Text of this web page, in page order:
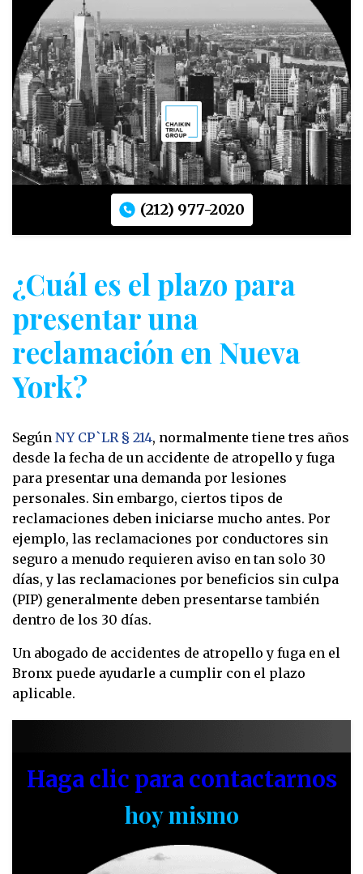
(212) 977-2020
¿Cuál es el plazo para
presentar una
reclamación en Nueva
York?
Según NY CP`LR § 214, normalmente tiene tres años
desde la fecha de un accidente de atropello y fuga
para presentar una demanda por lesiones
personales. Sin embargo, ciertos tipos de
reclamaciones deben iniciarse mucho antes. Por
ejemplo, las reclamaciones por conductores sin
seguro a menudo requieren aviso en tan solo 30
días, y las reclamaciones por beneficios sin culpa
(PIP) generalmente deben presentarse también
dentro de los 30 días.
Un abogado de accidentes de atropello y fuga en el
Bronx puede ayudarle a cumplir con el plazo
aplicable.
Haga clic para contactarnos
hoy mismo